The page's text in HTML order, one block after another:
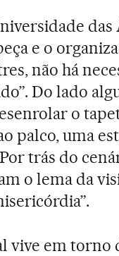
e o
não há
Do lado
o
palco, uma
trás do
o lema da
vive em torno